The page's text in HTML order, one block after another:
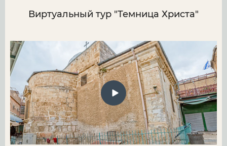
Виртуальный тур "Темница Христа"